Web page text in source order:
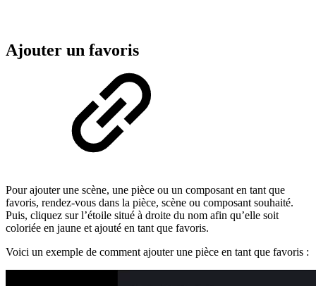
Ajouter un favoris
Pour ajouter une scène, une pièce ou un composant en tant que
favoris, rendez-vous dans la pièce, scène ou composant souhaité.
Puis, cliquez sur l’étoile situé à droite du nom afin qu’elle soit
coloriée en jaune et ajouté en tant que favoris.
Voici un exemple de comment ajouter une pièce en tant que favoris :